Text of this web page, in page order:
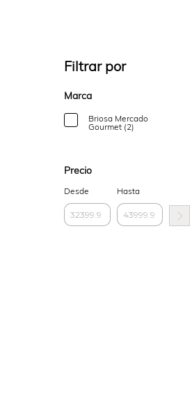
Filtrar por
Marca
Briosa Mercado
Gourmet (2)
Precio
Desde Hasta